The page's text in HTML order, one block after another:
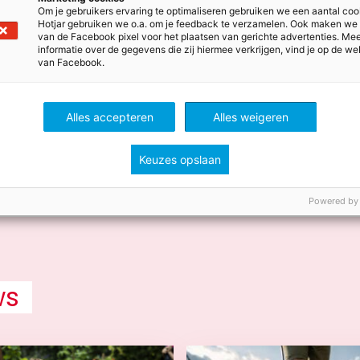
niet alleen sneller maar ook consequenter. Bovendien
fouten waar je dan in de klas nog aandacht
voorkom je zo ook hethalo-effect, waardoor je in je
weet wie de toets gemaakt heeft.
beste manier om effectief na te kijken? Laat een
Om je gebruikers ervaring te optimaliseren gebruiken we een aantal
Hotjar gebruiken we o.a. om je feedback te verzamelen. Ook maken we
van de Facebook pixel voor het plaatsen van gerichte advertenties.
informatie over de gegevens die zij hiermee verkrijgen, vind je op de
van Facebook.
Alles accepteren Alles weigeren
Keuzes opslaan
Powered by